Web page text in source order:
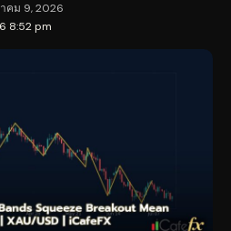
8:52 pm
คม 9, 2026